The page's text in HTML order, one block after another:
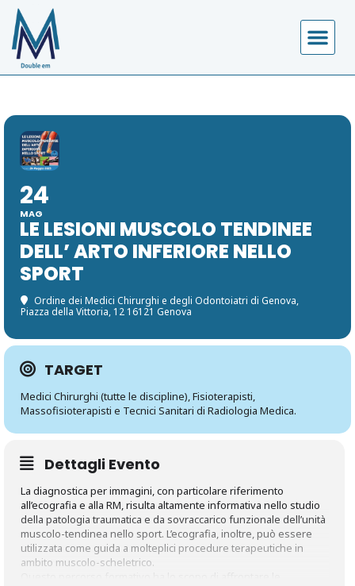
24
MAG
LE LESIONI MUSCOLO TENDINEE
DELL’ ARTO INFERIORE NELLO
SPORT
Ordine dei Medici Chirurghi e degli Odontoiatri di Genova,
Piazza della Vittoria, 12 16121 Genova
TARGET
Medici Chirurghi (tutte le discipline), Fisioterapisti,
Massofisioterapisti e Tecnici Sanitari di Radiologia Medica.
Dettagli Evento
La diagnostica per immagini, con particolare riferimento
all’ecografia e alla RM, risulta altamente informativa nello studio
della patologia traumatica e da sovraccarico funzionale dell’unità
muscolo-tendinea nello sport. L’ecografia, inoltre, può essere
utilizzata come guida a molteplici procedure terapeutiche in
ambito muscolo-scheletrico.